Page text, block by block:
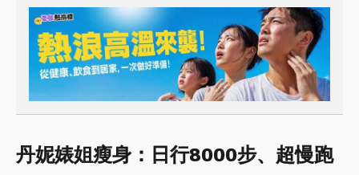
丹妮婊姐瘦身：日行8000步、超慢跑